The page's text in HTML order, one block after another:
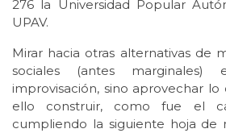
276 la Universidad Popular
UPAV.
Mirar hacia otras alternativas de
sociales (antes
improvisación, sino aprovechar
ello construir, como fue el
cumpliendo la siguiente hoja de